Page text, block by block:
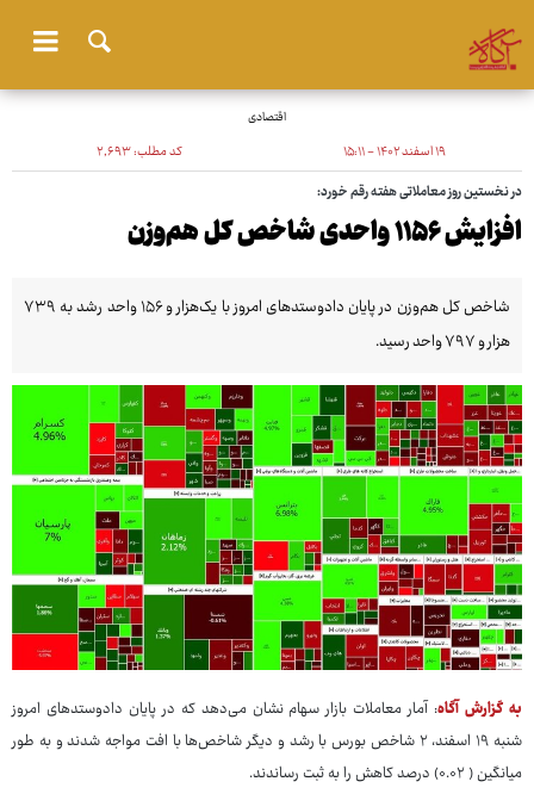
اقتصادی
۱۹ اسفند ۱۴۰۲ - ۱۵:۱۱ کد مطلب:۲٬۶۹۳
در نخستین روز معاملاتی هفته رقم خورد:
افزایش ۱۱۵۶ واحدی شاخص کل هم‌وزن
شاخص کل هم‌وزن در پایان دادوستدهای امروز با یک‌هزار و ۱۵۶ واحد رشد به ۷۳۹
هزار و ۷۹۷ واحد رسید.
به گزارش آگاه: آمار معاملات بازار سهام نشان می‌دهد که در پایان دادوستدهای امروز
شنبه ۱۹ اسفند، ۲ شاخص‌ بورس با رشد و دیگر شاخص‌ها با افت مواجه شدند و به طور
میانگین ( ۰.۰۲) درصد کاهش را به ثبت رساندند.